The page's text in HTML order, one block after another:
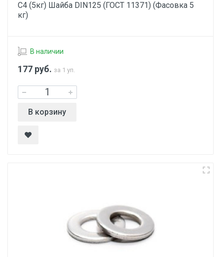
С4 (5кг) Шайба DIN125 (ГОСТ 11371) (Фасовка 5
кг)
В наличии
177 руб. за 1 уп.
В корзину